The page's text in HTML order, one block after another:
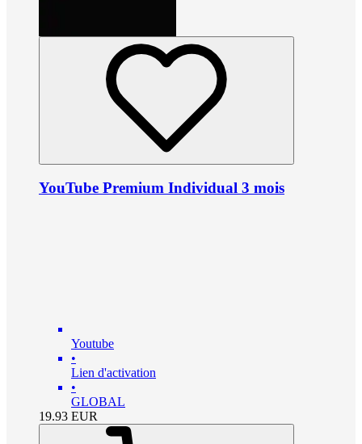
YouTube Premium Individual 3 mois
Youtube
•
Lien d'activation
•
GLOBAL
19.93 EUR